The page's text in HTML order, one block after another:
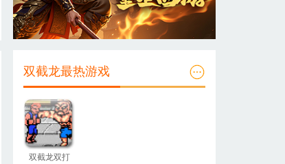
双截龙最热游戏
双截龙双打